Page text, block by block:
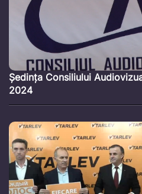
Ședința Consiliului
2024